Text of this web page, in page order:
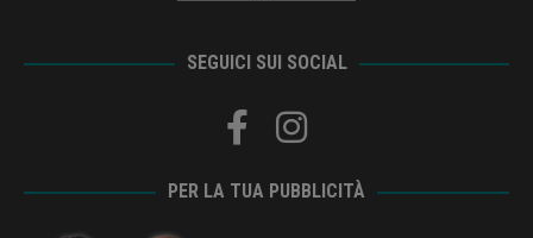
SEGUICI SUI SOCIAL
PER LA TUA PUBBLICITÀ